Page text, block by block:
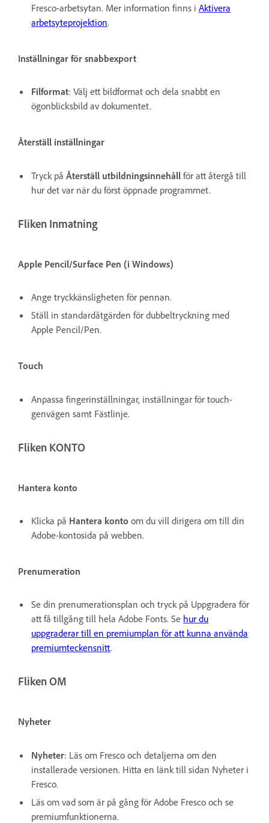
Fresco-arbetsytan. Mer information finns i Aktivera
arbetsyteprojektion.
Inställningar för snabbexport
Filformat: Välj ett bildformat och dela snabbt en
ögonblicksbild av dokumentet.
Återställ inställningar
Tryck på Återställ utbildningsinnehåll för att återgå till
hur det var när du först öppnade programmet.
Fliken Inmatning
Apple Pencil/Surface Pen (i Windows)
Ange tryckkänsligheten för pennan.
Ställ in standardåtgärden för dubbeltryckning med
Apple Pencil/Pen.
Touch
Anpassa fingerinställningar, inställningar för touch-
genvägen samt Fästlinje.
Fliken KONTO
Hantera konto
Klicka på Hantera konto om du vill dirigera om till din
Adobe-kontosida på webben.
Prenumeration
Se din prenumerationsplan och tryck på Uppgradera för
att få tillgång till hela Adobe Fonts. Se hur du
uppgraderar till en premiumplan för att kunna använda
premiumteckensnitt.
Fliken OM
Nyheter
Nyheter: Läs om Fresco och detaljerna om den
installerade versionen. Hitta en länk till sidan Nyheter i
Fresco.
Läs om vad som är på gång för Adobe Fresco och se
premiumfunktionerna.